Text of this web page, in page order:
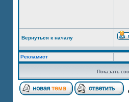
Вернуться к началу
Рекламист
Показать